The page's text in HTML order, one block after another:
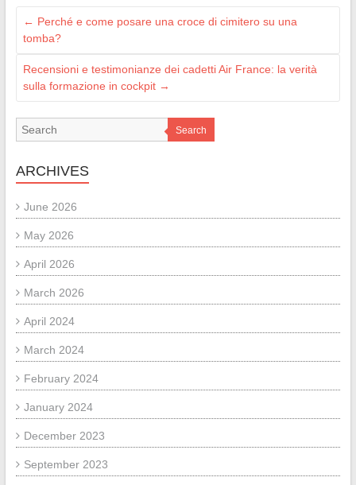
← Perché e come posare una croce di cimitero su una
tomba?
Recensioni e testimonianze dei cadetti Air France: la verità
sulla formazione in cockpit →
Search
ARCHIVES
June 2026
May 2026
April 2026
March 2026
April 2024
March 2024
February 2024
January 2024
December 2023
September 2023